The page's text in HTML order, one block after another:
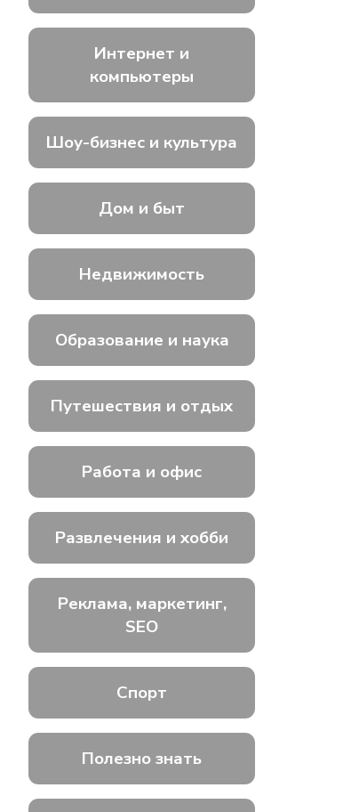
Интернет и
компьютеры
Шоу-бизнес и культура
Дом и быт
Недвижимость
Образование и наука
Путешествия и отдых
Работа и офис
Развлечения и хобби
Реклама, маркетинг,
SEO
Спорт
Полезно знать